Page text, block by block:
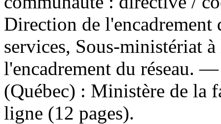
Direction de l'encadrement
services, Sous-ministériat
l'encadrement du réseau.
(Québec) : Ministère de la
ligne (12 pages).